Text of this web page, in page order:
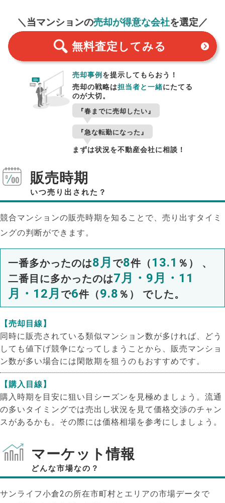
＼当マンションの売却が得意な会社を選定／
無料査定 してみる
売却事例を提示してもらおう！
売却の戦略は担当者と一緒にたてる
のが大切。
『春までに売却したい』
『急な転勤になった』
まずは状況を不動産会社に相談！
販売時期
いつ売り出された？
競合マンションの販売時期を知ることで、売り出すタイミ
ングの判断ができます。
一番多かったのは8月 で8件（ 13.1 ％） 、
二番目に多かったのは7月・9月・11
月・12月 で6件（9.8 ％） でした。
【売却目線】
同時に販売されている類似マンション数が多ければ、どう
しても値下げ競争になってしまうことから、販売マンショ
ン数が多い場合には閑散期を狙うのもおすすめです。
【購入目線】
購入時期を目安に狙い目シーズンを見極めましょう。流通
の多いタイミングでは売出し状況を見て価格交渉のチャン
スがあるかも。その際には価格相場を参考にしましょう。
マーケット情報
どんな市場なの？
サンライフ小倉2の所在市町村とエリアの市場データで